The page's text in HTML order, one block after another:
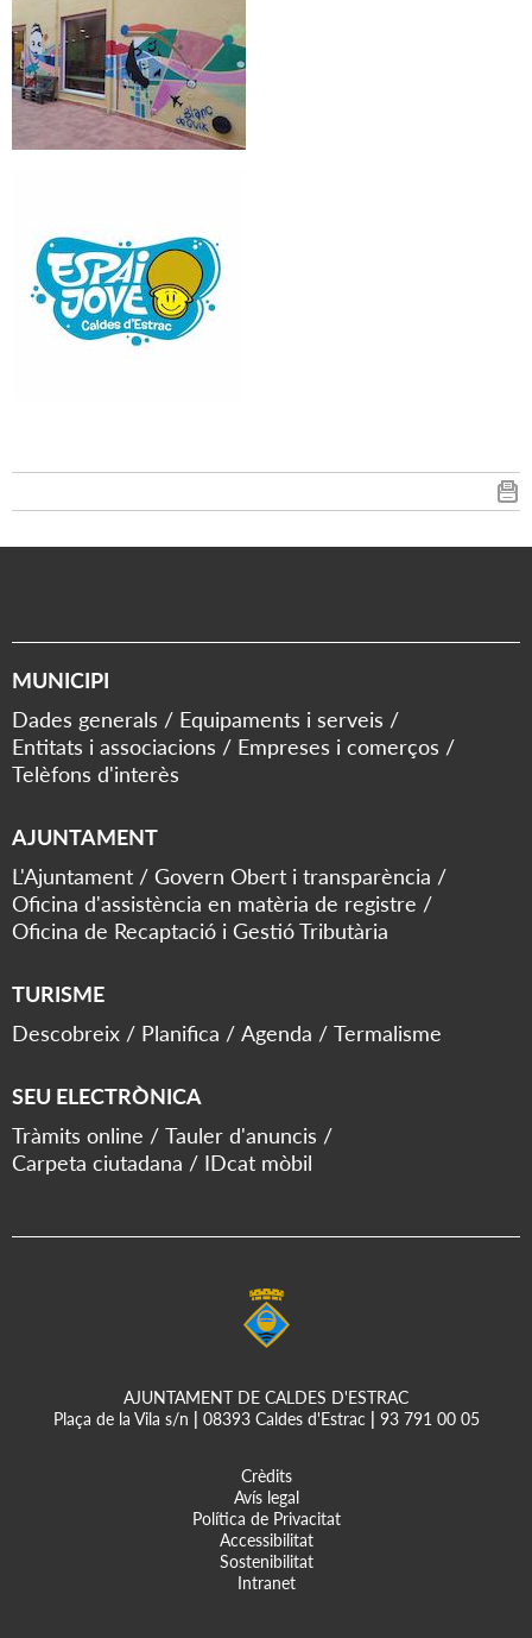
MUNICIPI
Dades generals
Equipaments i serveis
Entitats i associacions
Empreses i comerços
Telèfons d'interès
AJUNTAMENT
L'Ajuntament
Govern Obert i transparència
Oficina d'assistència en matèria de registre
Oficina de Recaptació i Gestió Tributària
TURISME
Descobreix
Planifica Agenda Termalisme
SEU ELECTRÒNICA
Tràmits online
Tauler d'anuncis
Carpeta ciutadana
IDcat mòbil
AJUNTAMENT DE CALDES D'ESTRAC
Plaça de la Vila s/n
08393 Caldes d'Estrac 93 791 00 05
Crèdits
Avís legal
Política de Privacitat
Accessibilitat
Sostenibilitat
Intranet